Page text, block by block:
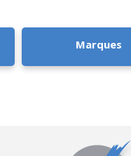
Marques